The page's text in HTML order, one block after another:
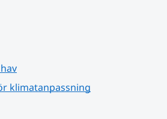
klimatanpassning